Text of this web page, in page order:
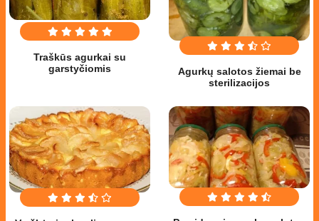
Traškūs agurkai su
garstyčiomis
Agurkų salotos žiemai be
sterilizacijos